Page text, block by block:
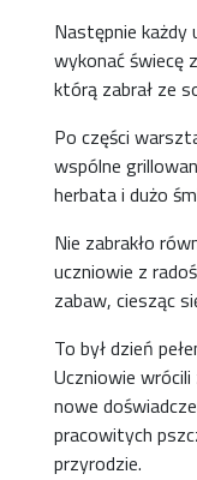
Następnie każdy
wykonać świecę
którą zabrał ze
Po części
wspólne
herbata i dużo
Nie zabrakło
uczniowie z
zabaw, ciesząc
To był dzień
Uczniowie
nowe
pracowitych
przyrodzie.